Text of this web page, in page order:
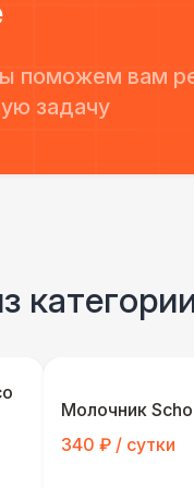
поможем вам
задачу
Молочник
340 ₽ / сутки